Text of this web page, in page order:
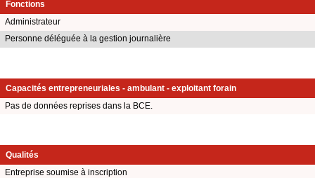
Fonctions
Administrateur
Personne déléguée à la gestion journalière
Capacités entrepreneuriales - ambulant - exploitant forain
Pas de données reprises dans la BCE.
Qualités
Entreprise soumise à inscription